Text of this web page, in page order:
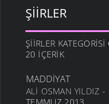
DURDUM
10 ARALIK 2011
ANAM
3 ARALIK 2011
27 KASIM 2011
BILEMEDIM
ŞIIRLER
ŞIIRLER KATEGORISI
20 İÇERIK
MADDIYAT
ALI OSMAN YILDIZ -